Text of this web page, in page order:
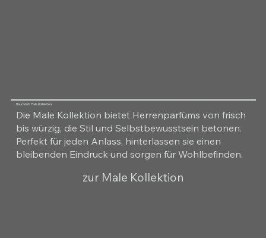
Raumduft Male Kollektion
Die Male Kollektion bietet Herrenparfüms von frisch
bis würzig, die Stil und Selbstbewusstsein betonen.
Perfekt für jeden Anlass, hinterlassen sie einen
bleibenden Eindruck und sorgen für Wohlbefinden.
zur Male Kollektion